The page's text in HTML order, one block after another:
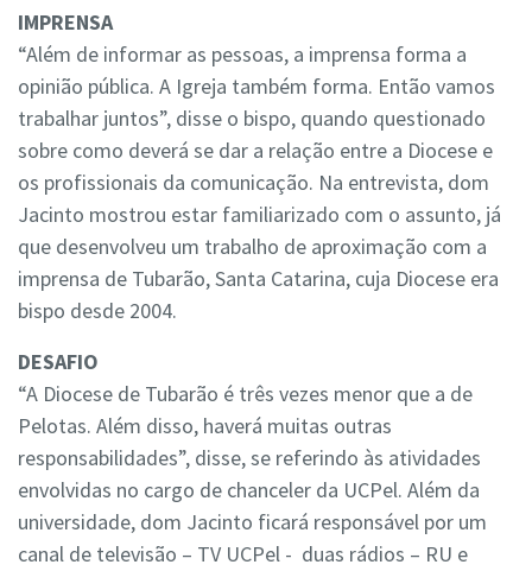
IMPRENSA
“Além de informar as pessoas, a imprensa forma a
opinião pública. A Igreja também forma. Então vamos
trabalhar juntos”, disse o bispo, quando questionado
sobre como deverá se dar a relação entre a Diocese e
os profissionais da comunicação. Na entrevista, dom
Jacinto mostrou estar familiarizado com o assunto, já
que desenvolveu um trabalho de aproximação com a
imprensa de Tubarão, Santa Catarina, cuja Diocese era
bispo desde 2004.
DESAFIO
“A Diocese de Tubarão é três vezes menor que a de
Pelotas. Além disso, haverá muitas outras
responsabilidades”, disse, se referindo às atividades
envolvidas no cargo de chanceler da UCPel. Além da
universidade, dom Jacinto ficará responsável por um
canal de televisão – TV UCPel - duas rádios – RU e